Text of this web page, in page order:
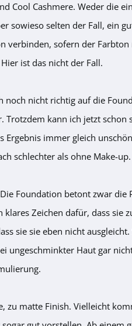
Cool Cashmere. Weder die
sowieso selten der Fall, ein
verbinden, sofern der
ist das nicht der Fall.
noch nicht richtig auf die
Trotzdem kann ich jetzt schon
Ergebnis immer gleich
schlechter als ohne Make-up.
Foundation betont zwar die
klares Zeichen dafür, dass sie
sie sie eben nicht
ungeschminkter Haut gar
zu matte Finish. Vielleicht